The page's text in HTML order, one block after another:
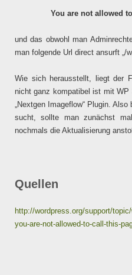
You are not allowed
und das obwohl man
man folgende Url direct ansurft „/
Wie sich herausstellt, liegt der
nicht ganz kompatibel ist mit
„Nextgen Imageflow“ Plugin.
sucht, sollte man zunächst
nochmals die Aktualisierung
Quellen
http://wordpress.org/support/
you-are-not-allowed-to-call-this-